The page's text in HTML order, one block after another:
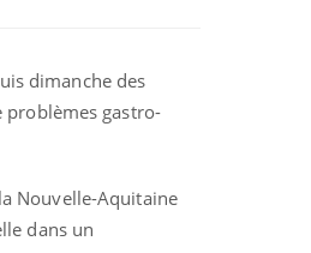
dimanche des
problèmes gastro-
Nouvelle-Aquitaine
dans un